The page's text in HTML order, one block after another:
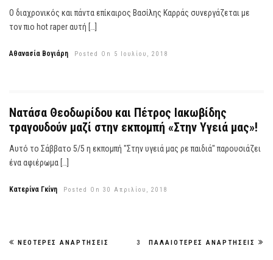
Ο διαχρονικός και πάντα επίκαιρος Βασίλης Καρράς συνεργάζεται με
τον πιο hot raper αυτή […]
Αθανασία Βογιάρη Posted On 5 Ιουλίου, 2018
Νατάσα Θεοδωρίδου και Πέτρος Ιακωβίδης
τραγουδούν μαζί στην εκπομπή «Στην Υγειά μας»!
Αυτό το Σάββατο 5/5 η εκπομπή "Στην υγειά μας ρε παιδιά" παρουσιάζει
ένα αφιέρωμα […]
Κατερίνα Γκίνη Posted On 30 Απριλίου, 2018
3
ΝΕΌΤΕΡΕΣ ΑΝΑΡΤΉΣΕΙΣ ΠΑΛΑΙΌΤΕΡΕΣ ΑΝΑΡΤΉΣΕΙΣ